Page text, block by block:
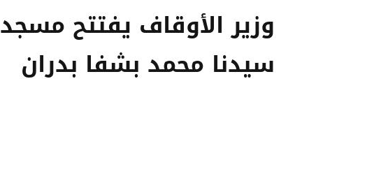
وزير الأوقاف يفتتح مسجد
سيدنا محمد بشفا بدران